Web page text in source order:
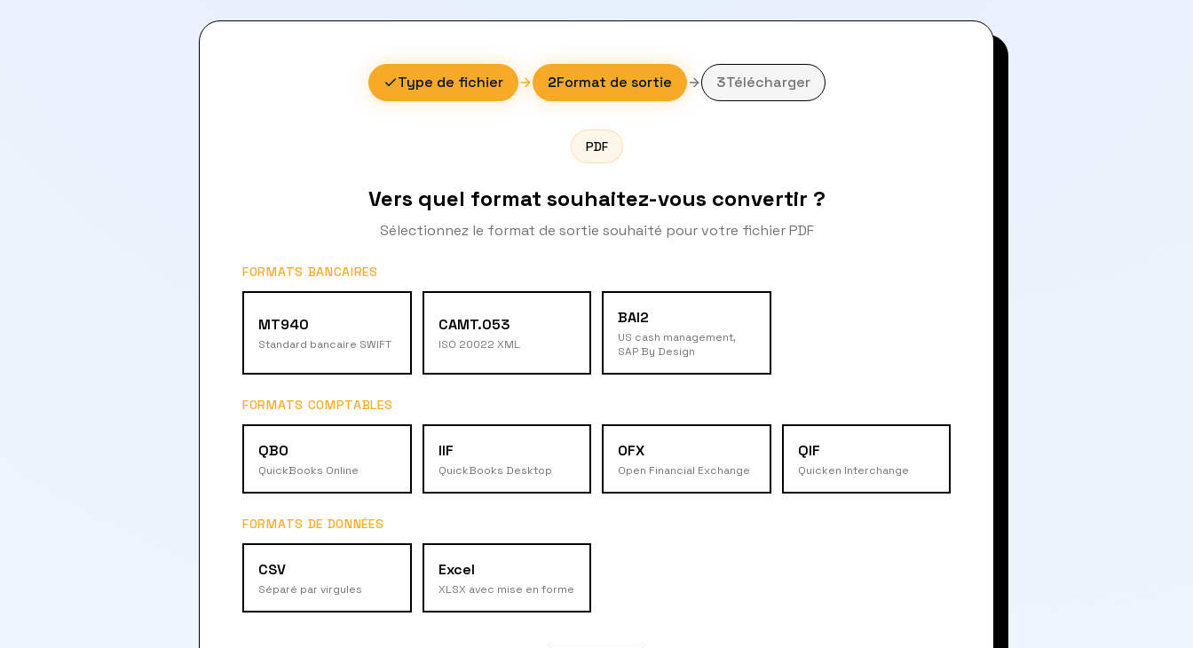
Type de fichier 2Format de sortie 3Télécharger
PDF
Vers quel format souhaitez-vous convertir ?
Sélectionnez le format de sortie souhaité pour votre fichier PDF
FORMATS BANCAIRES
MT940
Standard bancaire SWIFT
CAMT.053
ISO 20022 XML
BAI2
US cash management,
SAP By Design
FORMATS COMPTABLES
QBO
QuickBooks Online
IIF
QuickBooks Desktop
OFX
Open Financial Exchange
QIF
Quicken Interchange
FORMATS DE DONNÉES
CSV
Séparé par virgules
Excel
XLSX avec mise en forme